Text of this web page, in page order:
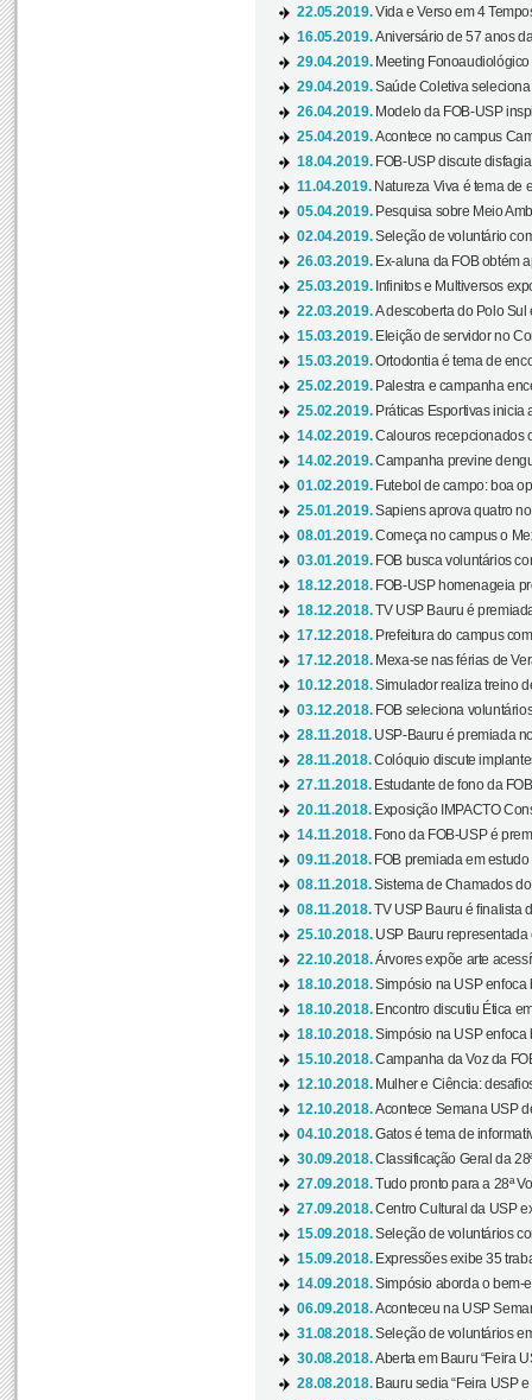
22.05.2019.Vida e Verso em 4
16.05.2019.Aniversário de 57 anos
29.04.2019. Meeting
29.04.2019.Saúde Coletiva
26.04.2019. Modelo da FOB-USP
25.04.2019.Acontece no campus
18.04.2019. FOB-USP discute
11.04.2019. Natureza Viva é tema de
05.04.2019. Pesquisa sobre Meio
02.04.2019.Seleção de voluntário
26.03.2019. Ex-aluna da FOB obtém
25.03.2019. Infinitos e Multiversos
22.03.2019.A descoberta do Polo Sul
15.03.2019. Eleição de servidor no
15.03.2019.Ortodontia é tema de
25.02.2019. Palestra e campanha
25.02.2019. Práticas Esportivas inicia
14.02.2019.Calouros recepcionados
14.02.2019.Campanha previne
01.02.2019. Futebol de campo: boa
25.01.2019.Sapiens aprova quatro
08.01.2019.Começa no campus o
03.01.2019. FOB busca voluntários
18.12.2018. FOB-USP homenageia
18.12.2018.TV USP Bauru é
17.12.2018. Prefeitura do campus
17.12.2018. Mexa-se nas férias de
10.12.2018.Simulador realiza treino
03.12.2018. FOB seleciona
28.11.2018. USP-Bauru é premiada
28.11.2018.Colóquio discute
27.11.2018. Estudante de fono da
20.11.2018. Exposição IMPACTO
14.11.2018. Fono da FOB-USP é
09.11.2018. FOB premiada em estudo
08.11.2018.Sistema de Chamados
08.11.2018.TV USP Bauru é finalista
25.10.2018. USP Bauru representada
22.10.2018.Árvores expõe arte
18.10.2018.Simpósio na USP enfoca
18.10.2018. Encontro discutiu Ética
18.10.2018.Simpósio na USP enfoca
15.10.2018.Campanha da Voz da
12.10.2018. Mulher e Ciência:
12.10.2018.Acontece Semana USP
04.10.2018.Gatos é tema de
30.09.2018.Classificação Geral da
27.09.2018.Tudo pronto para a 28ª
27.09.2018.Centro Cultural da USP
15.09.2018.Seleção de voluntários
15.09.2018. Expressões exibe 35
14.09.2018.Simpósio aborda o bem-
06.09.2018.Aconteceu na USP
31.08.2018.Seleção de voluntários
30.08.2018.Aberta em Bauru “Feira
28.08.2018. Bauru sedia “Feira USP